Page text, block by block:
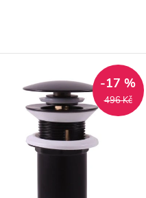
496 Kč
-17 %